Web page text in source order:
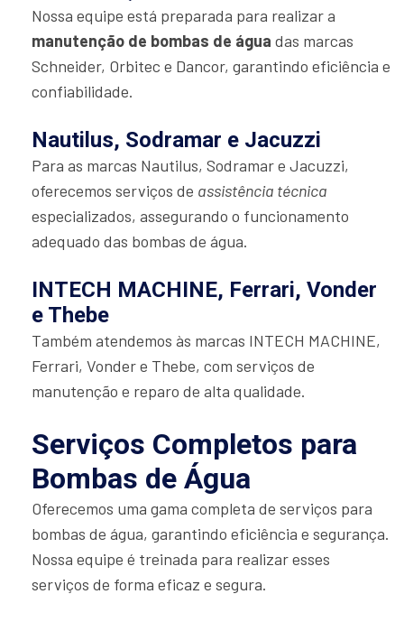
Nossa equipe está preparada para realizar a
manutenção de bombas de água das marcas
Schneider, Orbitec e Dancor, garantindo eficiência e
confiabilidade.
Nautilus, Sodramar e Jacuzzi
Para as marcas Nautilus, Sodramar e Jacuzzi,
oferecemos serviços de assistência técnica
especializados, assegurando o funcionamento
adequado das bombas de água.
INTECH MACHINE, Ferrari, Vonder
e Thebe
Também atendemos às marcas INTECH MACHINE,
Ferrari, Vonder e Thebe, com serviços de
manutenção e reparo de alta qualidade.
Serviços Completos para
Bombas de Água
Oferecemos uma gama completa de serviços para
bombas de água, garantindo eficiência e segurança.
Nossa equipe é treinada para realizar esses
serviços de forma eficaz e segura.